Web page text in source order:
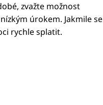
zvažte možnost
úrokem. Jakmile se
rychle splatit.